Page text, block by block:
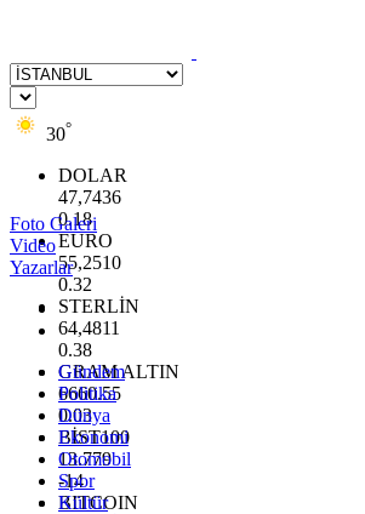
30°
DOLAR
47,7436
0.18
EURO
55,2510
0.32
STERLİN
64,4811
0.38
GRAM ALTIN
6660.55
0.03
BİST100
13.779
-14
BITCOIN
Foto Galeri
Video
Yazarlar
Gündem
Politika
Dünya
Ekonomi
Otomobil
Spor
Kültür